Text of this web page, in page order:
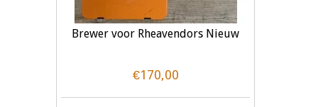
Brewer voor Rheavendors Nieuw
€170,00